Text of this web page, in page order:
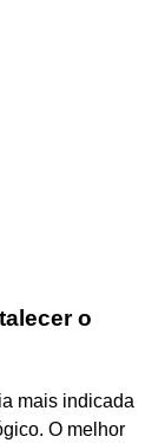
o
mais indicada
O melhor